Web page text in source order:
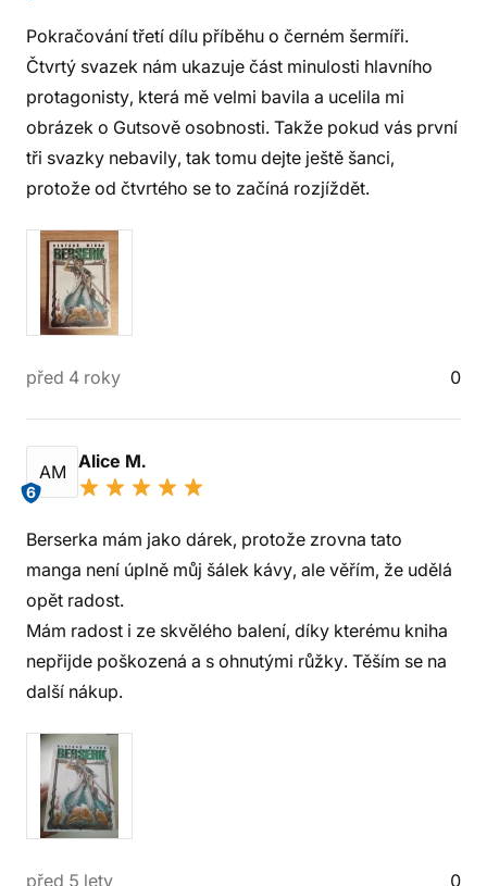
Pokračování třetí dílu příběhu o černém šermíři.
Čtvrtý svazek nám ukazuje část minulosti hlavního
protagonisty, která mě velmi bavila a ucelila mi
obrázek o Gutsově osobnosti. Takže pokud vás první
tři svazky nebavily, tak tomu dejte ještě šanci,
protože od čtvrtého se to začíná rozjíždět.
před 4 roky 0
AM
6
Alice M.
Berserka mám jako dárek, protože zrovna tato
manga není úplně můj šálek kávy, ale věřím, že udělá
opět radost.
Mám radost i ze skvělého balení, díky kterému kniha
nepřijde poškozená a s ohnutými růžky. Těším se na
další nákup.
před 5 lety 0